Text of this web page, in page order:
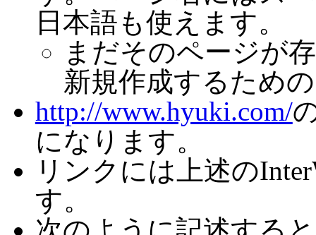
日本語も使えます。
まだそのページが
新規作成するため
http://www.hyuki.com/
になります。
リンクには上述の
す。